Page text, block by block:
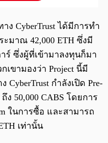
ง CyberTrust ได้มีการทำ
ะมาณ 42,000 ETH ซึ่งมี
ร์ ซึ่งผู้ที่เข้ามาลงทุนก็มา
เขามองว่า Project นี้มี
CyberTrust กำลังเปิด Pre-
ง 50,000 CABS โดยการ
ในการซื้อ และสามารถ
เท่านั้น